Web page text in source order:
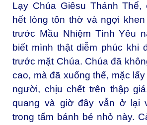
Lạy Chúa Giêsu Thánh Thể,
hết lòng tôn thờ và ngợi
trước Mầu Nhiệm Tình Yêu
biết mình thật diễm phúc khi
trước mặt Chúa. Chúa đã
cao, mà đã xuống thế, mặc
người, chịu chết trên thập
quang và giờ đây vẫn ở lại
trong tấm bánh bé nhỏ này.